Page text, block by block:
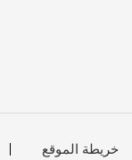
خريطة الموقع